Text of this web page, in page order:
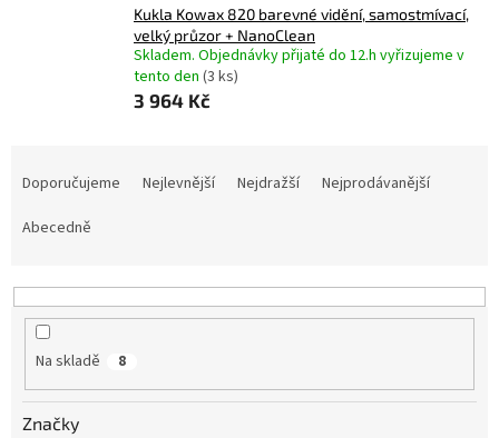
Kukla Kowax 820 barevné vidění, samostmívací,
velký průzor + NanoClean
Skladem. Objednávky přijaté do 12.h vyřizujeme v
tento den (3 ks)
3 964 Kč
p
Doporučujeme Nejlevnější Nejdražší
Nejprodávanější
Abecedně
Na skladě 8
Značky